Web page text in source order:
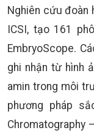
Nghiên cứu đoàn
ICSI, tạo 161
EmbryoScope.
ghi nhận từ hình
amin trong môi
phương pháp
Chromatography